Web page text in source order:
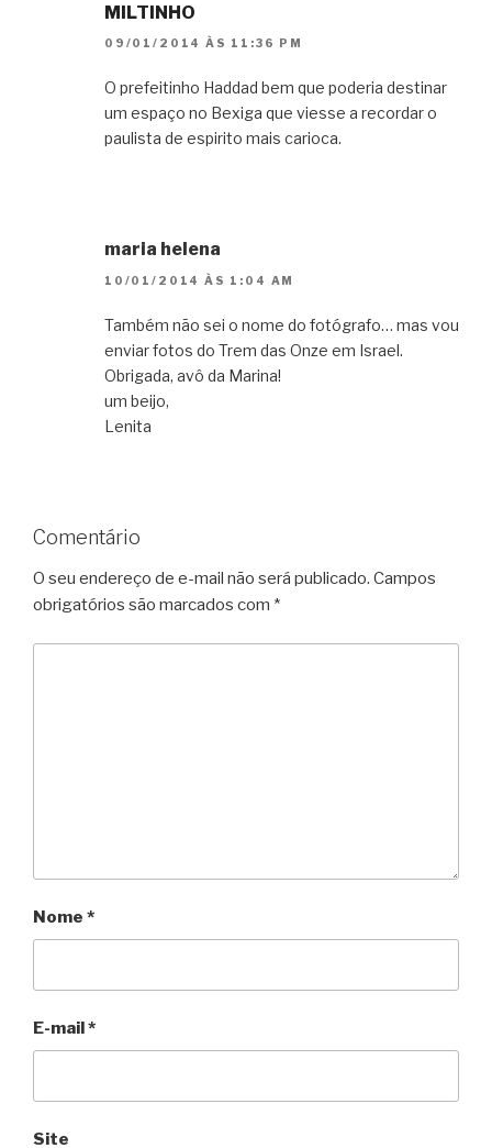
MILTINHO
09/01/2014 ÀS 11:36 PM
O prefeitinho Haddad bem que poderia destinar
um espaço no Bexiga que viesse a recordar o
paulista de espirito mais carioca.
maria helena
10/01/2014 ÀS 1:04 AM
Também não sei o nome do fotógrafo… mas vou
enviar fotos do Trem das Onze em Israel.
Obrigada, avô da Marina!
um beijo,
Lenita
Comentário
O seu endereço de e-mail não será publicado. Campos
obrigatórios são marcados com *
Nome *
E-mail*
Site